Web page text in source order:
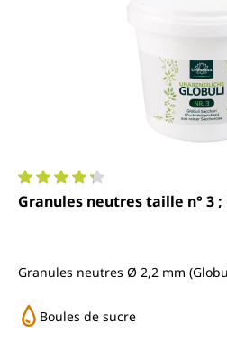
Note moyenne de 4.3 sur 5
Granules neutres taille n° 3 ;
Granules neutres Ø 2,2 mm
Boules de sucre